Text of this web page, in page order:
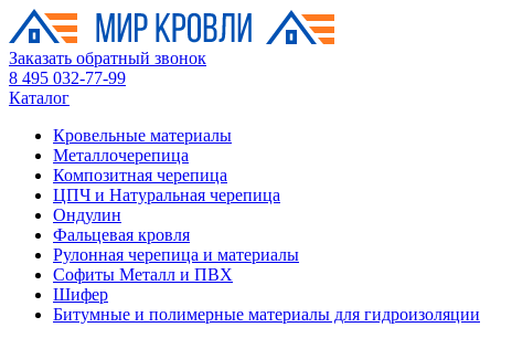
Заказать обратный звонок
8 495 032-77-99
Каталог
Кровельные материалы
Металлочерепица
Композитная черепица
ЦПЧ и Натуральная черепица
Ондулин
Фальцевая кровля
Рулонная черепица и материалы
Софиты Металл и ПВХ
Шифер
Битумные и полимерные материалы для гидроизоляции